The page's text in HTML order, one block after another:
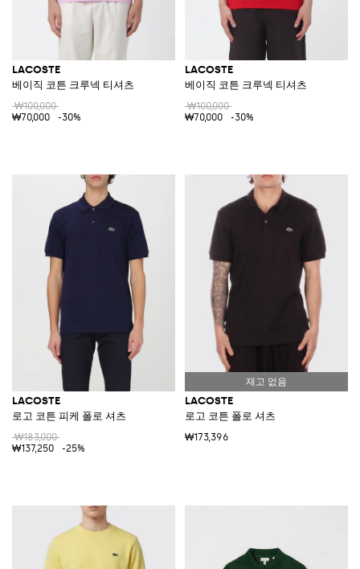
LACOSTE
베이직 코튼 크루넥 티셔츠
₩100,000
₩70,000
-30%
LACOSTE
베이직 코튼 크루넥 티셔츠
₩100,000
₩70,000
-30%
LACOSTE
로고 코튼 피케 폴로 셔츠
₩183,000
₩137,250
-25%
LACOSTE
로고 코튼 폴로 셔츠
₩173,396